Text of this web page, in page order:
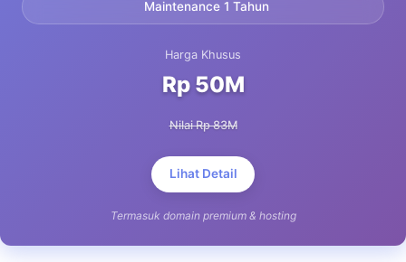
Maintenance 1 Tahun
Harga Khusus
Rp 50M
Nilai Rp 83M
Lihat Detail
Termasuk domain premium & hosting